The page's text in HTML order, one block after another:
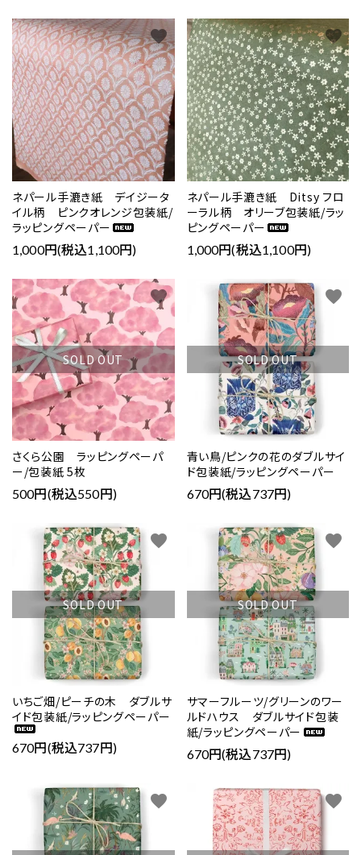
ネパール手漉き紙 デイジータ
イル柄 ピンクオレンジ包装紙/
ラッピングペーパー
1,000円(税込1,100円)
favorite
ネパール手漉き紙 Ditsy フロ
ーラル柄 オリーブ包装紙/ラッ
ピングペーパー
1,000円(税込1,100円)
favorite
SOLD OUT
さくら公園 ラッピングペーパ
ー/包装紙 5枚
500円(税込550円)
favorite
SOLD OUT
青い鳥/ピンクの花のダブルサイ
ド包装紙/ラッピングペーパー
670円(税込737円)
favorite
SOLD OUT
いちご畑/ピーチの木 ダブルサ
イド包装紙/ラッピングペーパー
670円(税込737円)
favorite
SOLD OUT
サマーフルーツ/グリーンのワー
ルドハウス ダブルサイド包装
紙/ラッピングペーパー
670円(税込737円)
favorite
favorite favorite